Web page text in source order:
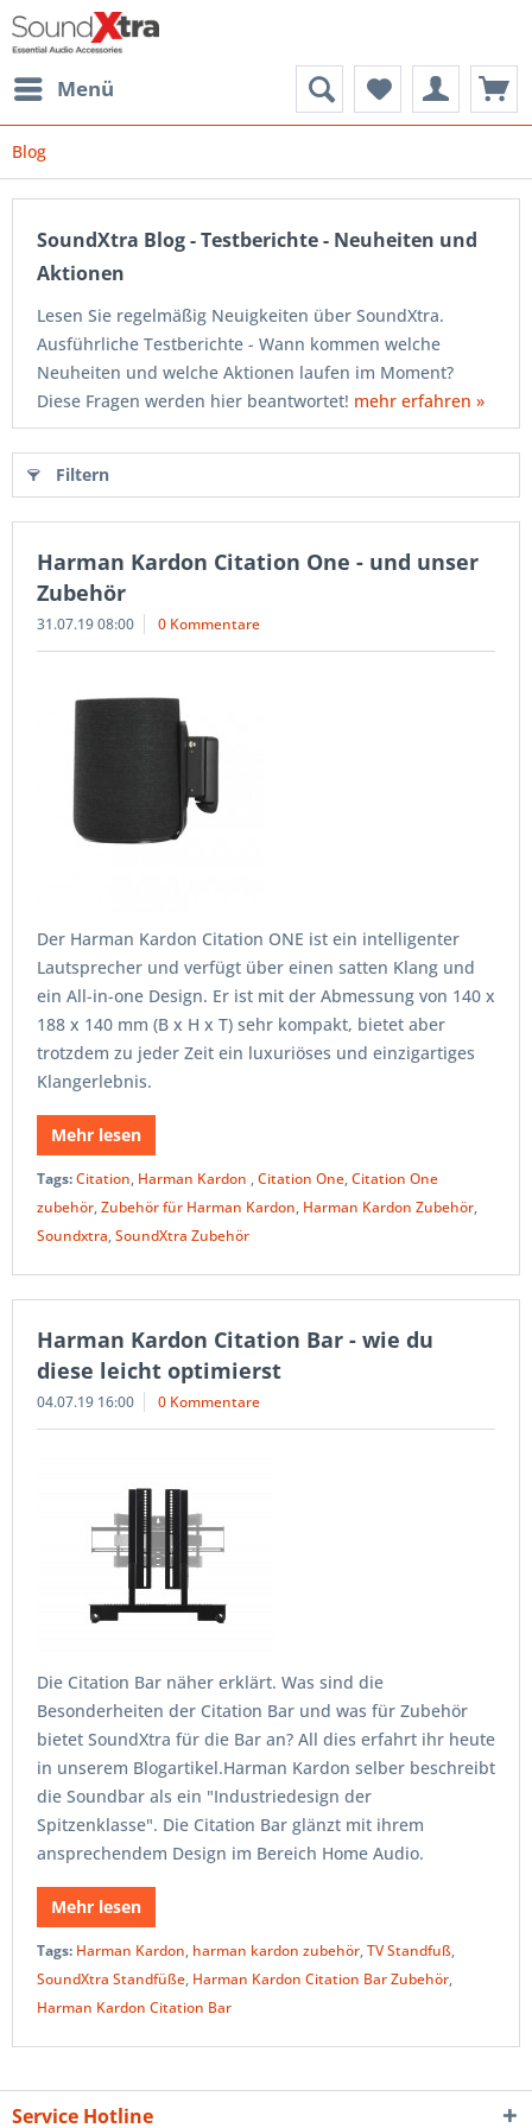
Menü
Blog
SoundXtra Blog - Testberichte - Neuheiten und
Aktionen
Lesen Sie regelmäßig Neuigkeiten über SoundXtra.
Ausführliche Testberichte - Wann kommen welche
Neuheiten und welche Aktionen laufen im Moment?
Diese Fragen werden hier beantwortet! mehr erfahren »
Filtern
Harman Kardon Citation One - und unser
Zubehör
31.07.19 08:00 0 Kommentare
Der Harman Kardon Citation ONE ist ein intelligenter
Lautsprecher und verfügt über einen satten Klang und
ein All-in-one Design. Er ist mit der Abmessung von 140 x
188 x 140 mm (B x H x T) sehr kompakt, bietet aber
trotzdem zu jeder Zeit ein luxuriöses und einzigartiges
Klangerlebnis.
Mehr lesen
Tags:Citation, Harman Kardon ,Citation One,Citation One
zubehör,Zubehör für Harman Kardon, Harman Kardon Zubehör,
Soundxtra,SoundXtra Zubehör
Harman Kardon Citation Bar - wie du
diese leicht optimierst
04.07.19 16:00 0 Kommentare
Die Citation Bar näher erklärt. Was sind die
Besonderheiten der Citation Bar und was für Zubehör
bietet SoundXtra für die Bar an? All dies erfahrt ihr heute
in unserem Blogartikel.Harman Kardon selber beschreibt
die Soundbar als ein "Industriedesign der
Spitzenklasse". Die Citation Bar glänzt mit ihrem
ansprechendem Design im Bereich Home Audio.
Mehr lesen
Tags: Harman Kardon, harman kardon zubehör,TV Standfuß,
SoundXtra Standfüße, Harman Kardon Citation Bar Zubehör,
Harman Kardon Citation Bar
Service Hotline